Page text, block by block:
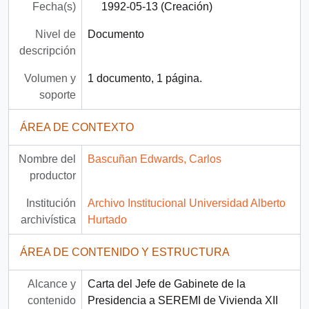
Fecha(s) 1992-05-13 (Creación)
Nivel de
descripción
Documento
Volumen y
soporte
1 documento, 1 página.
ÁREA DE CONTEXTO
Nombre del
productor
Bascuñan Edwards, Carlos
Institución
archivística
Archivo Institucional Universidad Alberto
Hurtado
ÁREA DE CONTENIDO Y ESTRUCTURA
Alcance y
contenido
Carta del Jefe de Gabinete de la
Presidencia a SEREMI de Vivienda XII